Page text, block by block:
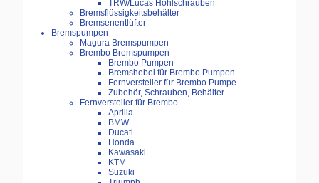
TRW/Lucas Hohlschrauben
Bremsflüssigkeitsbehälter
Bremsenentlüfter
Bremspumpen
Magura Bremspumpen
Brembo Bremspumpen
Brembo Pumpen
Bremshebel für Brembo Pumpen
Fernversteller für Brembo Pumpe
Zubehör, Schrauben, Behälter
Fernversteller für Brembo
Aprilia
BMW
Ducati
Honda
Kawasaki
KTM
Suzuki